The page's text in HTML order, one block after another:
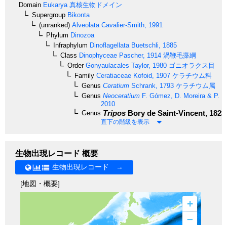
Domain Eukarya 真核生物ドメイン
Supergroup Bikonta
(unranked) Alveolata Cavalier-Smith, 1991
Phylum Dinozoa
Infraphylum Dinoflagellata Buetschli, 1885
Class Dinophyceae Pascher, 1914 渦鞭毛藻綱
OrderGonyaulacales Taylor, 1980 ゴニオラクス目
Family Ceratiaceae Kofoid, 1907 ケラチウム科
Genus Ceratium Schrank, 1793 ケラチウム属
Genus Neoceratium F. Gómez, D. Moreira & P.
2010
Genus Tripos Bory de Saint-Vincent, 1823
直下の階級を表示
生物出現レコード 概要
生物出現レコード →
[地図・概要]
+
–